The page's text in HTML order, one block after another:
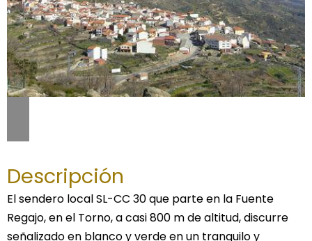
Descripción
El sendero local SL-CC 30 que parte en la Fuente
Regajo, en el Torno, a casi 800 m de altitud, discurre
señalizado en blanco y verde en un tranquilo y